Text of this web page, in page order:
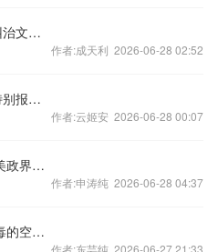
人民日报刊文：以正确政绩观纠治文牍主义
作者:成天利 2026-06-28 02:52
北京高校服务新时代首都发展特别报道 | 北京电影学院：以光影为笔 绘就首都高质量发展新画卷
作者:云姬安 2026-06-28 00:07
美方接受卡塔尔捐赠客机 招致美政界批评
作者:申涛纯 2026-06-28 04:37
助力疫情防控 格力捐赠可杀病毒的空气净化器
作者:东芸纯 2026-06-27 21:33